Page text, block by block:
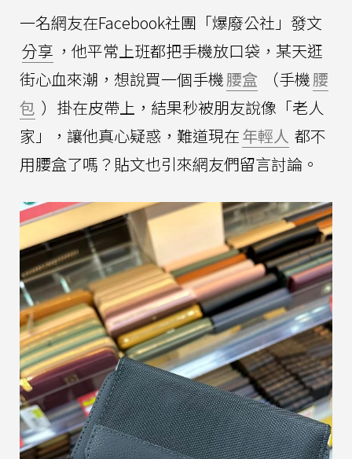
一名網友在Facebook社團「爆廢公社」發文
分享 ，他平常上班都把手機放口袋，某天逛
街心血來潮，想說買一個手機腰盒 （手機腰
包 ）掛在皮帶上，結果秒被朋友說像「老人
家」，讓他真心疑惑，難道現在年輕人 都不
用腰盒了嗎？貼文也引來網友們留言討論。